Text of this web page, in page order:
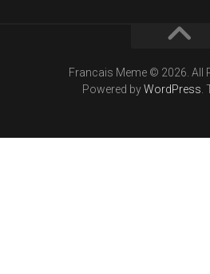
Francais Meme © 2026. All
Powered byWordPress.